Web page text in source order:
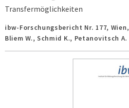
Transfermöglichkeiten
ibw-Forschungsbericht Nr. 177, Wien,
Bliem W., Schmid K., Petanovitsch A.